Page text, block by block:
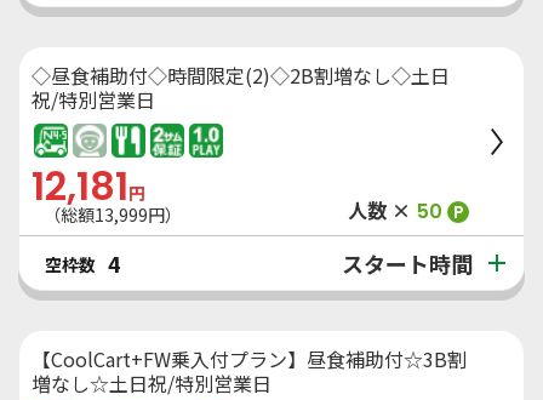
◇昼食補助付◇時間限定(2)◇2B割増なし◇土日
祝/特別営業日
12,181円
（総額13,999円） 人数 × 50 P
空枠数 4 スタート時間
【CoolCart+FW乗入付プラン】昼食補助付☆3B割
増なし☆土日祝/特別営業日